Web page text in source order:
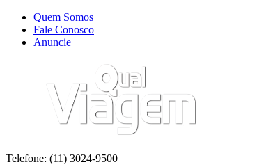
Quem Somos
Fale Conosco
Anuncie
Telefone: (11) 3024-9500